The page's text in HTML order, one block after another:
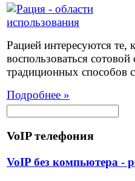
Рацией интересуются те,
воспользоваться
традиционных способов
Подробнее »
VoIP телефония
VoIP без компьютера -